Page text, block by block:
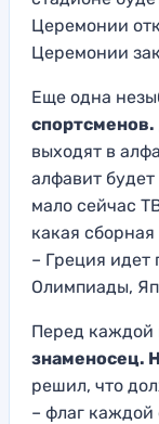
Церемонии
Церемонии
Еще одна
спортсменов.
выходят в
алфавит
мало сейчас
какая
– Греция
Олимпиады,
Перед каждой
знаменосец.
решил, что
– флаг